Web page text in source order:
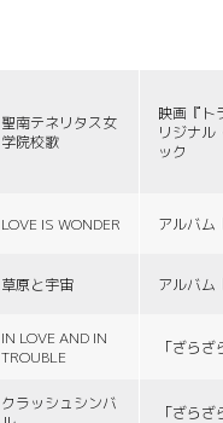
聖南テネリタス女
学院校歌
映画『ト
リジナル
ック
LOVE IS WONDER アルバム
草原と宇宙 アルバム
IN LOVE AND IN
TROUBLE
「ざら
クラッシュシンバ
「ざら